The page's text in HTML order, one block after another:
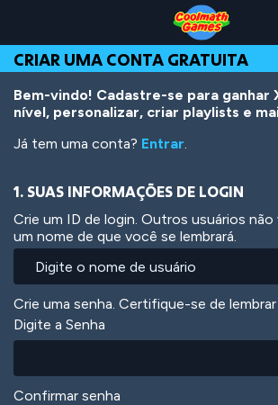
Top
of
Page
Navigation
Main
Content
Footer
o
conteúdo
principal
CRIAR UMA CONTA GRATUITA
Bem-vindo! Cadastre-se para ganhar
nível, personalizar, criar playlists e
Já tem uma conta? Entrar.
1. SUAS INFORMAÇÕES DE LOGIN
Crie um ID de login. Outros usuários não
um nome de que você se lembrará.
Crie uma senha. Certifique-se de
Digite a Senha
Confirmar senha